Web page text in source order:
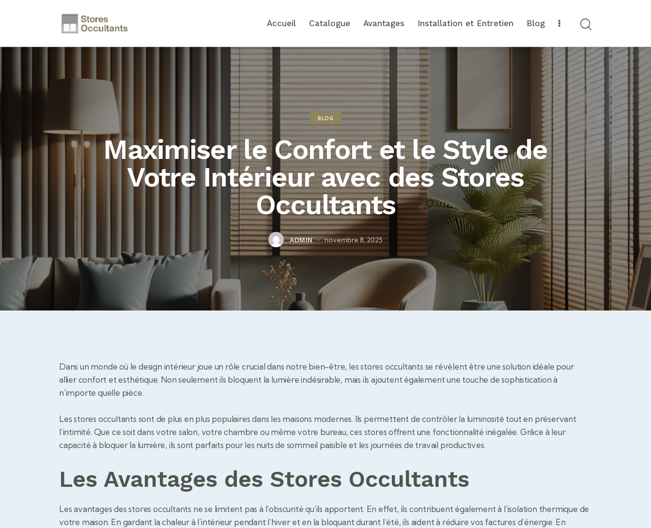
Accueil Catalogue Avantages Installation et Entretien Blog
BLOG
Maximiser le Confort et le Style de
Votre Intérieur avec des Stores
Occultants
ADMIN novembre 8, 2025
Dans un monde où le design intérieur joue un rôle crucial dans notre bien-être, les stores occultants se révèlent être une solution idéale pour
allier confort et esthétique. Non seulement ils bloquent la lumière indésirable, mais ils ajoutent également une touche de sophistication à
n’importe quelle pièce.
Les stores occultants sont de plus en plus populaires dans les maisons modernes. Ils permettent de contrôler la luminosité tout en préservant
l’intimité. Que ce soit dans votre salon, votre chambre ou même votre bureau, ces stores offrent une fonctionnalité inégalée. Grâce à leur
capacité à bloquer la lumière, ils sont parfaits pour les nuits de sommeil paisible et les journées de travail productives.
Les Avantages des Stores Occultants
Les avantages des stores occultants ne se limitent pas à l’obscurité qu’ils apportent. En effet, ils contribuent également à l’isolation thermique de
votre maison. En gardant la chaleur à l’intérieur pendant l’hiver et en la bloquant durant l’été, ils aident à réduire vos factures d’énergie. En